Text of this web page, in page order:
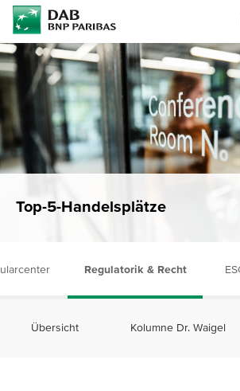
Top-5-Handelsplätze
Regulatorik & Recht
Übersicht Kolumne Dr. Waigel